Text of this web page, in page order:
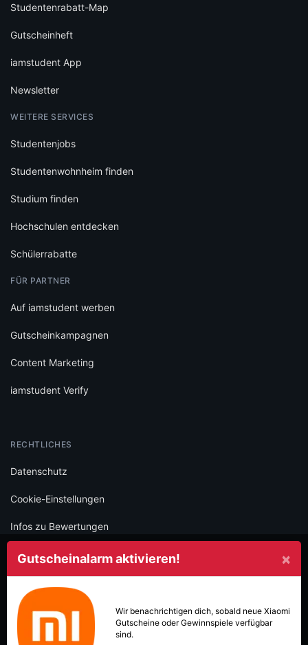
×
Gutscheinalarm aktivieren!
Wir benachrichtigen dich, sobald neue Xiaomi
Gutscheine oder Gewinnspiele verfügbar
sind.
Studentenrabatt-Map
Gutscheinheft
iamstudent App
Newsletter
WEITERE SERVICES
Studentenjobs
Studentenwohnheim finden
Studium finden
Hochschulen entdecken
Schülerrabatte
FÜR PARTNER
Auf iamstudent werben
Gutscheinkampagnen
Content Marketing
iamstudent Verify
RECHTLICHES
Datenschutz
Cookie-Einstellungen
Infos zu Bewertungen
AGB
SOCIAL
Folge iamstudent und verpasse keine Deals mehr.